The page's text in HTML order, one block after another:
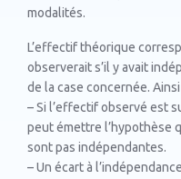
modalités.
L’effectif théorique
observerait s’il y avait
de la case concernée. Ainsi
– Si l’effectif observé est
peut émettre l’hypothèse
sont pas indépendantes.
– Un écart à